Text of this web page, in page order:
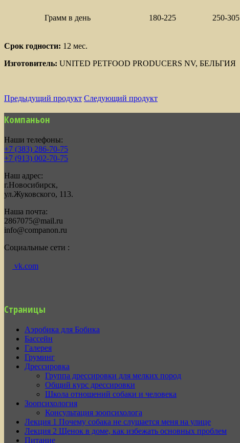
Грамм в день 180-225 250-305
Срок годности: 12 мес.
Изготовитель: UNITED PETFOOD PRODUCERS NV, БЕЛЬГИЯ
Предыдущий продукт Следующий продукт
Компаньон
Наши телефоны:
+7 (383) 286-70-75
+7 (913) 002-70-75
Наш адрес:
г.Новосибирск,
ул.Жуковского, 113.
Наша почта:
2867075@mail.ru
info@companon.ru
Социальные сети :
vk.com
Страницы
Аэробика для Бобика
Бассейн
Галерея
Груминг
Дрессировка
Группа дрессировки для мелких пород
Общий курс дрессировки
Школа отношений собаки и человека
Зоопсихология
Консультация зоопсихолога
Лекция 1 Почему собака не слушается меня на улице
Лекция 2 Щенок в доме, как избежать основных проблем
Питание